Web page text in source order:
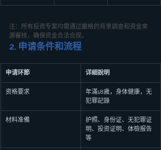
注：所有投资专案均需通过嚴格的背景調查和资金來
源審核，确保资金合法合规。
2. 申请条件和流程
申请环節 详細說明
资格要求
年滿18歲，身体健康，无
犯罪記錄
材料准備
护照、身份证、无犯罪证
明、投资证明、体檢报告
等